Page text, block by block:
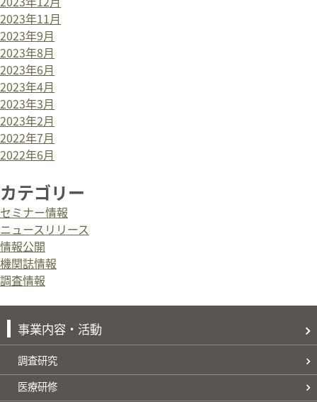
2023年11月
2023年9月
2023年8月
2023年6月
2023年4月
2023年3月
2023年2月
2022年7月
2022年6月
カテゴリー
セミナー情報
ニュースリリース
情報公開
機関誌情報
調査情報
事業内容・活動
調査研究
医療研修